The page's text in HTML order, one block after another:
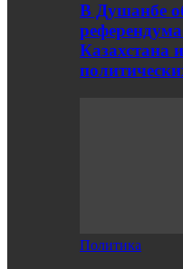
В Душанбе
Казахстана
Политика